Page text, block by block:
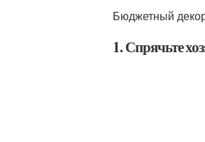
Бюджетный
1. Спрячьте